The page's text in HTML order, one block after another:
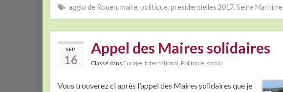
agglo de Rouen, maire, politique, presidentielles 2017, Seine Maritime
SEP
16
Appel des Maires solidaires
Classé dans Europe, International, Politique, social
Vous trouverez ci après l’appel des Maires solidaires que je